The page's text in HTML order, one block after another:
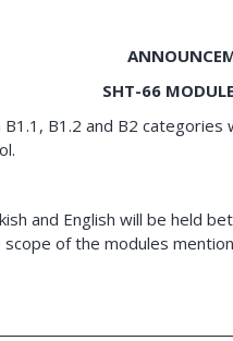
SHT-66
B1.2 and B2 categories
and English will be held
of the modules